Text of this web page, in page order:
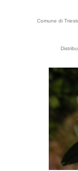
Comune di